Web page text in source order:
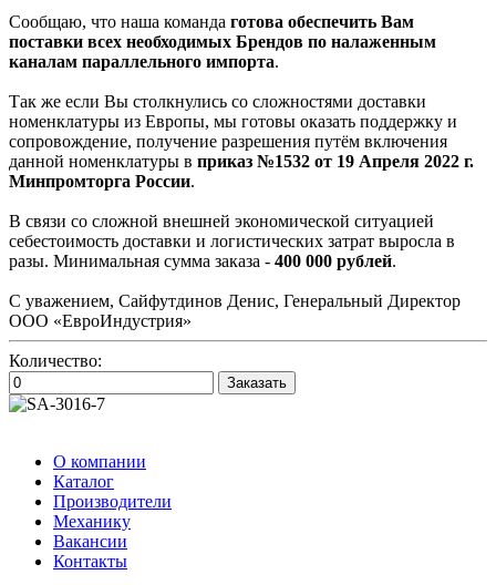
Сообщаю, что наша команда готова обеспечить Вам
поставки всех необходимых Брендов по налаженным
каналам параллельного импорта.
Так же если Вы столкнулись со сложностями доставки
номенклатуры из Европы, мы готовы оказать поддержку и
сопровождение, получение разрешения путём включения
данной номенклатуры в приказ №1532 от 19 Апреля 2022 г.
Минпромторга России.
В связи со сложной внешней экономической ситуацией
себестоимость доставки и логистических затрат выросла в
разы. Минимальная сумма заказа - 400 000 рублей.
С уважением, Сайфутдинов Денис, Генеральный Директор
ООО «ЕвроИндустрия»
Количество:
Заказать
О компании
Каталог
Производители
Механику
Вакансии
Контакты